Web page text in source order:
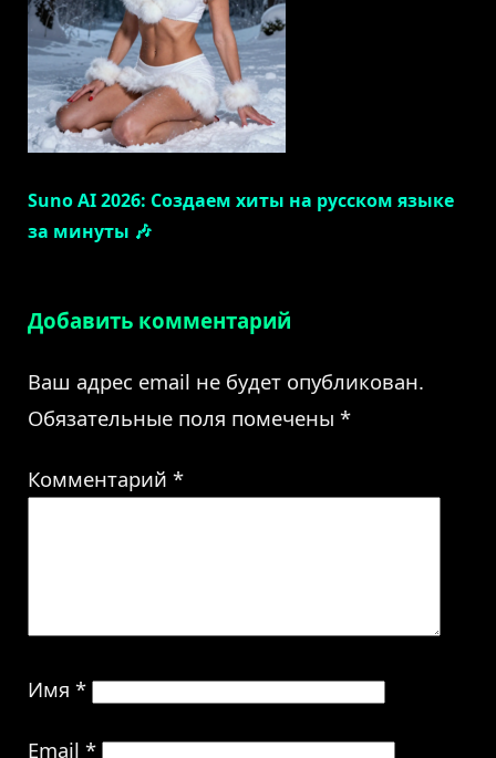
Suno AI 2026: Создаем хиты на русском языке
за минуты 🎶
Добавить комментарий
Ваш адрес email не будет опубликован.
Обязательные поля помечены *
Комментарий *
Имя *
Email *